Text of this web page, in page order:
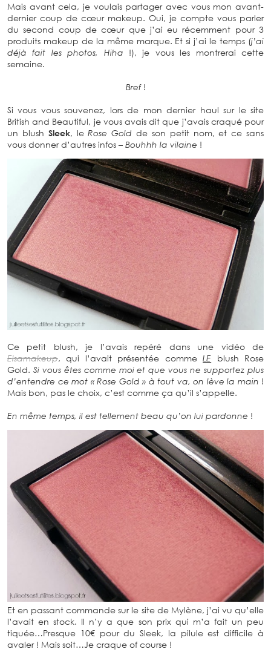
Mais avant cela, je voulais partager avec vous mon avant-
dernier coup de cœur makeup. Oui, je compte vous parler
du second coup de cœur que j’ai eu récemment pour 3
produits makeup de la même marque. Et si j’ai le temps (j’ai
déjà fait les photos, Hiha !), je vous les montrerai cette
semaine.
Bref!
Si vous vous souvenez, lors de mon dernier haul sur le site
British and Beautiful, je vous avais dit que j’avais craqué pour
un blush Sleek, leRose Gold de son petit nom, et ce sans
vous donner d’autres infos – Bouhhh la vilaine !
Ce petit blush, je l’avais repéré dans une vidéo de
Elsamakeup, qui l’avait présentée commeLE blush Rose
Gold. Si vous êtes comme moi et que vous ne supportez plus
d’entendre ce mot « Rose Gold » à tout va, on lève la main !
Mais bon, pas le choix, c’est comme ça qu’il s’appelle.
En même temps, il est tellement beau qu’on lui pardonne !
Et en passant commande sur le site de Mylène, j’ai vu qu’elle
l’avait en stock. Il n’y a que son prix qui m’a fait un peu
tiquée…Presque 10€ pour du Sleek, la pilule est difficile à
avaler ! Mais soit…Je craque of course !